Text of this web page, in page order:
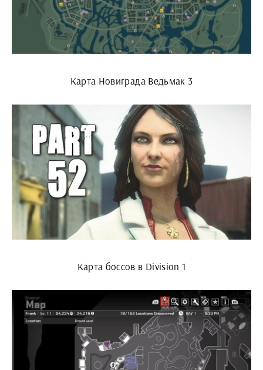
Карта Новиграда Ведьмак 3
Карта боссов в Division 1